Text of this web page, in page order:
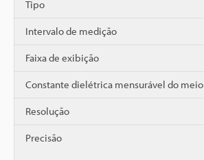
Tipo
Intervalo de medição
Faixa de exibição
Constante dielétrica mensurável do meio
Resolução
Precisão